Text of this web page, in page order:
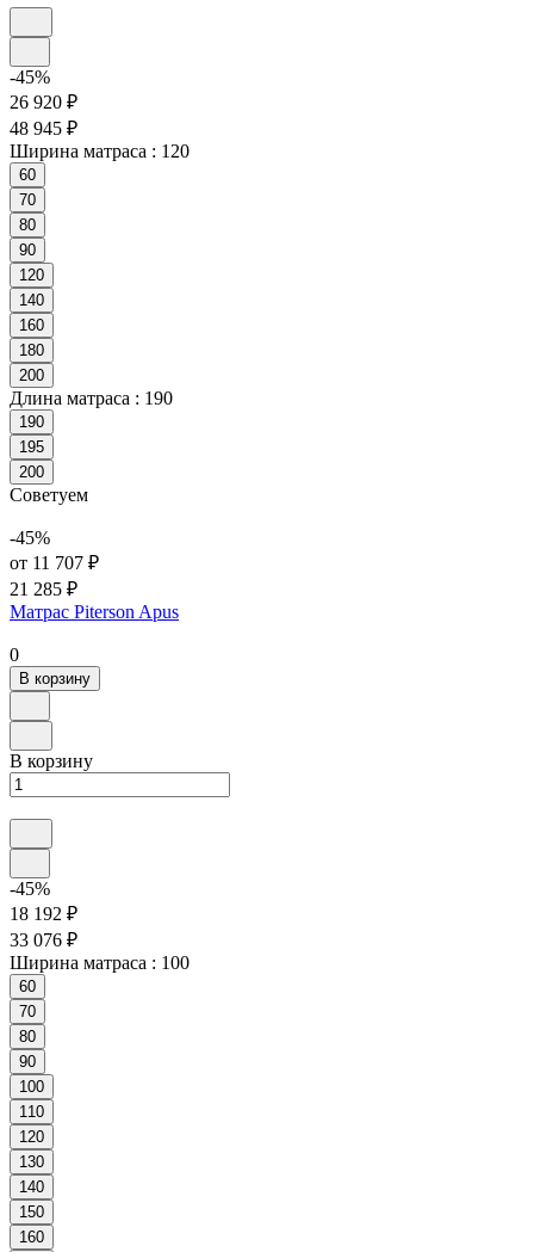
-45%
26 920 ₽
48 945 ₽
Ширина матраса : 120
60
70
80
90
120
140
160
180
200
Длина матраса : 190
190
195
200
Советуем
-45%
от 11 707 ₽
21 285 ₽
Матрас Piterson Apus
0
В корзину
В корзину
-45%
18 192 ₽
33 076 ₽
Ширина матраса : 100
60
70
80
90
100
110
120
130
140
150
160